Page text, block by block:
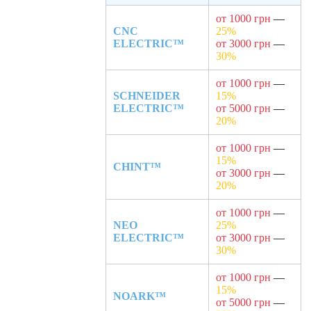
CNC
ELECTRIC™
от 1000 грн —
25%
от 3000 грн —
30%
SCHNEIDER
ELECTRIC™
от 1000 грн —
15%
от 5000 грн —
20%
CHINT™
от 1000 грн —
15%
от 3000 грн —
20%
NEO
ELECTRIC™
от 1000 грн —
25%
от 3000 грн —
30%
NOARK™
от 1000 грн —
15%
от 5000 грн —